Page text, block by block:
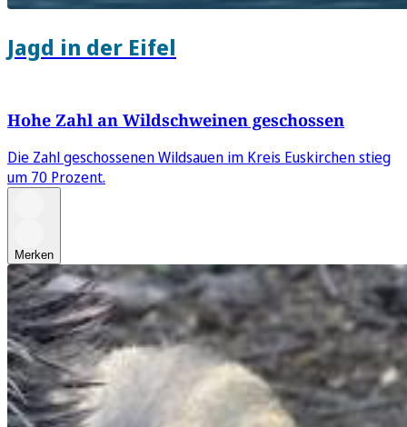
Jagd in der Eifel
Hohe Zahl an Wildschweinen geschossen
Die Zahl geschossenen Wildsauen im Kreis Euskirchen stieg
um 70 Prozent.
Merken